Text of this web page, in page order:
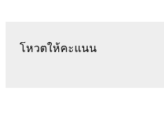
โหวตให้คะแนน